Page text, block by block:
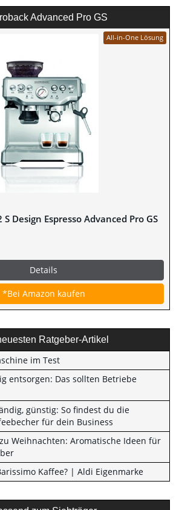
Advanced Pro GS
All-in-One Lösung
Design Espresso Advanced Pro GS
Details
*Bei Amazon kaufen
Ratgeber-Artikel
im Test
entsorgen: Das sollten Betriebe
günstig: So findest du die
für dein Business
Weihnachten: Aromatische Ideen für
Kaffee? | Aldi Eigenmarke